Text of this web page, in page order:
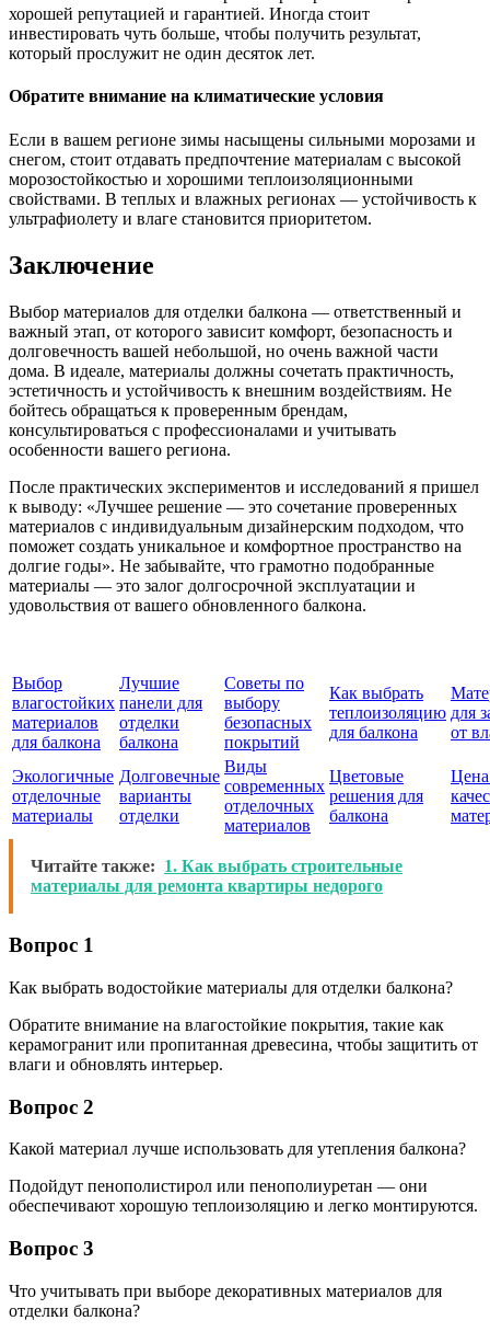
хорошей репутацией и гарантией. Иногда стоит
инвестировать чуть больше, чтобы получить результат,
который прослужит не один десяток лет.
Обратите внимание на климатические условия
Если в вашем регионе зимы насыщены сильными морозами и
снегом, стоит отдавать предпочтение материалам с высокой
морозостойкостью и хорошими теплоизоляционными
свойствами. В теплых и влажных регионах — устойчивость к
ультрафиолету и влаге становится приоритетом.
Заключение
Выбор материалов для отделки балкона — ответственный и
важный этап, от которого зависит комфорт, безопасность и
долговечность вашей небольшой, но очень важной части
дома. В идеале, материалы должны сочетать практичность,
эстетичность и устойчивость к внешним воздействиям. Не
бойтесь обращаться к проверенным брендам,
консультироваться с профессионалами и учитывать
особенности вашего региона.
После практических экспериментов и исследований я пришел
к выводу: «Лучшее решение — это сочетание проверенных
материалов с индивидуальным дизайнерским подходом, что
поможет создать уникальное и комфортное пространство на
долгие годы». Не забывайте, что грамотно подобранные
материалы — это залог долгосрочной эксплуатации и
удовольствия от вашего обновленного балкона.
Выбор
влагостойких
материалов
для балкона
Лучшие
панели для
отделки
балкона
Советы по
выбору
безопасных
покрытий
Как выбрать
теплоизоляцию
для балкона
для
от
Экологичные
отделочные
материалы
Долговечные
варианты
отделки
Виды
современных
отделочных
материалов
Цветовые
решения для
балкона
Читайте также: 1. Как выбрать строительные
материалы для ремонта квартиры недорого
Вопрос 1
Как выбрать водостойкие материалы для отделки балкона?
Обратите внимание на влагостойкие покрытия, такие как
керамогранит или пропитанная древесина, чтобы защитить от
влаги и обновлять интерьер.
Вопрос 2
Какой материал лучше использовать для утепления балкона?
Подойдут пенополистирол или пенополиуретан — они
обеспечивают хорошую теплоизоляцию и легко монтируются.
Вопрос 3
Что учитывать при выборе декоративных материалов для
отделки балкона?